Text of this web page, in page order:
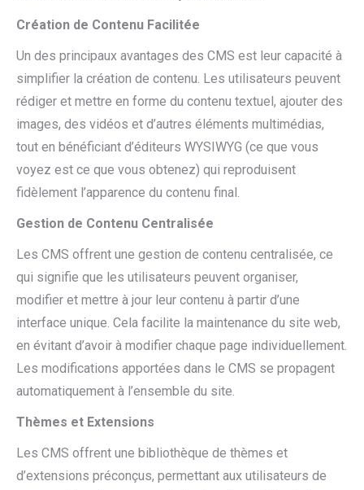
Création de Contenu Facilitée
Un des principaux avantages des CMS est leur capacité à
simplifier la création de contenu. Les utilisateurs peuvent
rédiger et mettre en forme du contenu textuel, ajouter des
images, des vidéos et d’autres éléments multimédias,
tout en bénéficiant d’éditeurs WYSIWYG (ce que vous
voyez est ce que vous obtenez) qui reproduisent
fidèlement l’apparence du contenu final.
Gestion de Contenu Centralisée
Les CMS offrent une gestion de contenu centralisée, ce
qui signifie que les utilisateurs peuvent organiser,
modifier et mettre à jour leur contenu à partir d’une
interface unique. Cela facilite la maintenance du site web,
en évitant d’avoir à modifier chaque page individuellement.
Les modifications apportées dans le CMS se propagent
automatiquement à l’ensemble du site.
Thèmes et Extensions
Les CMS offrent une bibliothèque de thèmes et
d’extensions préconçus, permettant aux utilisateurs de